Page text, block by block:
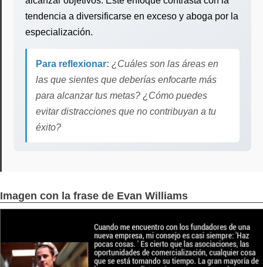
tendencia a diversificarse en exceso y aboga por la
especialización.
Para reflexionar: ¿Cuáles son las áreas en
las que sientes que deberías enfocarte más
para alcanzar tus metas? ¿Cómo puedes
evitar distracciones que no contribuyan a tu
éxito?
Imagen con la frase de Evan Williams